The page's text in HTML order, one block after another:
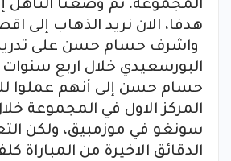
المجموعة، ثم وضعنا التاهل
هدفا، الان نريد الذهاب إلى
واشرف حسام حسن على
البورسعيدي خلال اربع
حسام حسن إلى أنهم عملوا
المركز الاول في المجموعة
سونغو في موزمبيق، ولكن
الدقائق الاخيرة من المباراة